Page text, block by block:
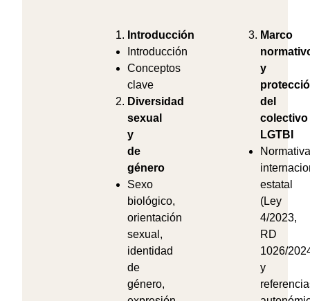
Introducción
Introducción
Conceptos
clave
Diversidad
sexual
y
de
género
Sexo
biológico,
orientación
sexual,
identidad
de
género,
Marco
y
del
colectivo
LGTBI
Normativa
estatal
(Ley
4/2023,
RD
1026/
y